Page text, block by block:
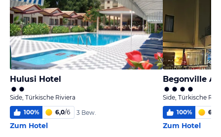
Hulusi Hotel
Side, Türkische Riviera
100% 6,0/6 3 Bew.
Zum Hotel
Begonville
Side, Türkische
100% 6,0
Zum Hotel